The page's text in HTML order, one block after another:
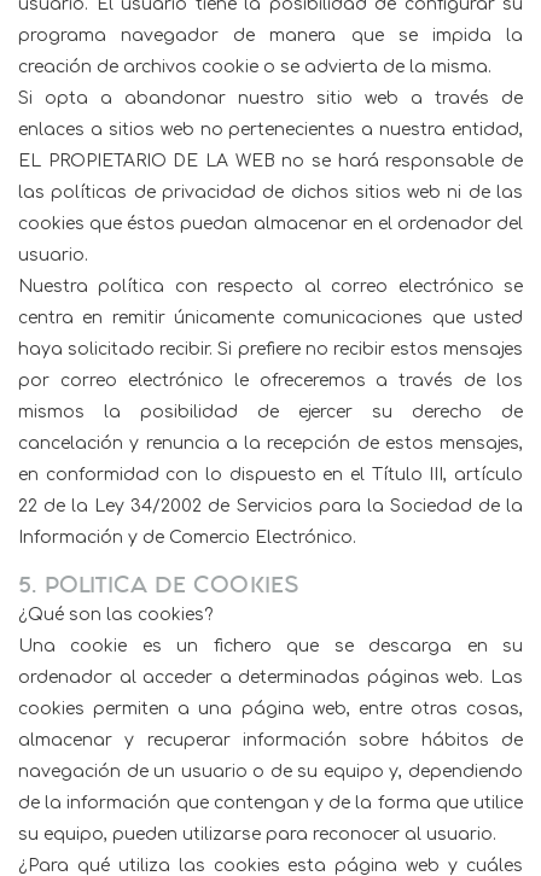
usuario. El usuario tiene la posibilidad de configurar su
programa navegador de manera que se impida la
creación de archivos cookie o se advierta de la misma.
Si opta a abandonar nuestro sitio web a través de
enlaces a sitios web no pertenecientes a nuestra entidad,
EL PROPIETARIO DE LA WEB no se hará responsable de
las políticas de privacidad de dichos sitios web ni de las
cookies que éstos puedan almacenar en el ordenador del
usuario.
Nuestra política con respecto al correo electrónico se
centra en remitir únicamente comunicaciones que usted
haya solicitado recibir. Si prefiere no recibir estos mensajes
por correo electrónico le ofreceremos a través de los
mismos la posibilidad de ejercer su derecho de
cancelación y renuncia a la recepción de estos mensajes,
en conformidad con lo dispuesto en el Título III, artículo
22 de la Ley 34/2002 de Servicios para la Sociedad de la
Información y de Comercio Electrónico.
5. POLITICA DE COOKIES
¿Qué son las cookies?
Una cookie es un fichero que se descarga en su
ordenador al acceder a determinadas páginas web. Las
cookies permiten a una página web, entre otras cosas,
almacenar y recuperar información sobre hábitos de
navegación de un usuario o de su equipo y, dependiendo
de la información que contengan y de la forma que utilice
su equipo, pueden utilizarse para reconocer al usuario.
¿Para qué utiliza las cookies esta página web y cuáles